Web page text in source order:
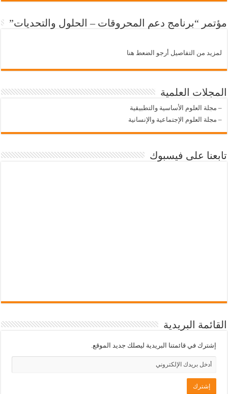
مؤتمر “برنامج دعم المحروقات – الحلول والتحديات”
لمزيد من التفاصيل أرجو الضعط هنا
المجلات العلمية
– مجلة العلوم الأساسية والتطبيقية
– مجلة العلوم الإجتماعية والإنسانية
تابعنا على فيسبوك
القائمة البريدية
إشترك في قائمتنا البريدية ليصلك جديد الموقع.